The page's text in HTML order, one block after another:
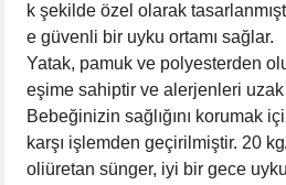
k şekilde özel olarak
e güvenli bir uyku ortamı sağlar.
Yatak, pamuk ve polyesterden
eşime sahiptir ve alerjenleri uzak
Bebeğinizin sağlığını korumak
karşı işlemden geçirilmiştir. 20
oliüretan sünger, iyi bir gece